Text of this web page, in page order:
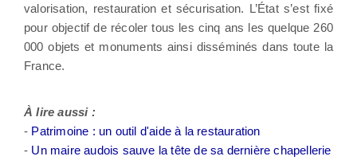
valorisation, restauration et sécurisation. L’État s’est fixé
pour objectif de récoler tous les cinq ans les quelque 260
000 objets et monuments ainsi disséminés dans toute la
France.
À lire aussi :
- Patrimoine : un outil d'aide à la restauration
- Un maire audois sauve la tête de sa dernière chapellerie